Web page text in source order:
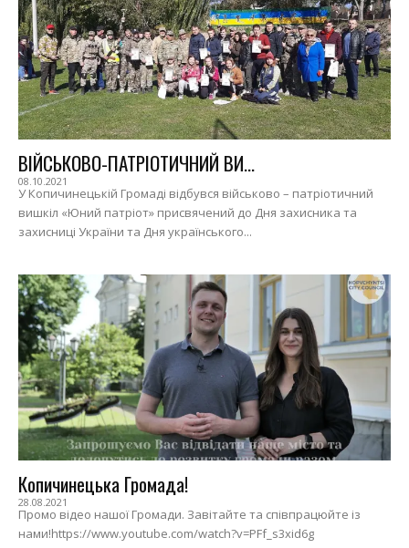
ВІЙСЬКОВО-ПАТРІОТИЧНИЙ ВИ...
08.10.2021
У Копичинецькій Громаді відбувся військово – патріотичний
вишкіл «Юний патріот» присвячений до Дня захисника та
захисниці України та Дня українського...
Копичинецька Громада!
28.08.2021
Промо відео нашої Громади. Завітайте та співпрацюйте із
нами!https://www.youtube.com/watch?v=PFf_s3xid6g